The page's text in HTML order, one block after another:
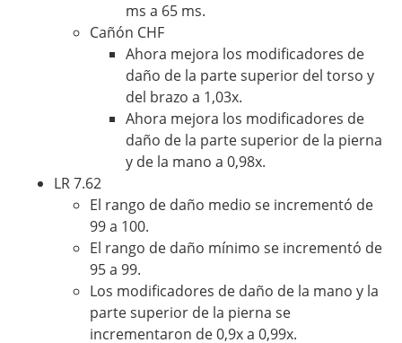
ms a 65 ms.
Cañón CHF
Ahora mejora los modificadores de
daño de la parte superior del torso y
del brazo a 1,03x.
Ahora mejora los modificadores de
daño de la parte superior de la pierna
y de la mano a 0,98x.
LR 7.62
El rango de daño medio se incrementó de
99 a 100.
El rango de daño mínimo se incrementó de
95 a 99.
Los modificadores de daño de la mano y la
parte superior de la pierna se
incrementaron de 0,9x a 0,99x.